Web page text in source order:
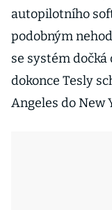
autopilotního
podobným
se systém
dokonce Tesly
Angeles do New